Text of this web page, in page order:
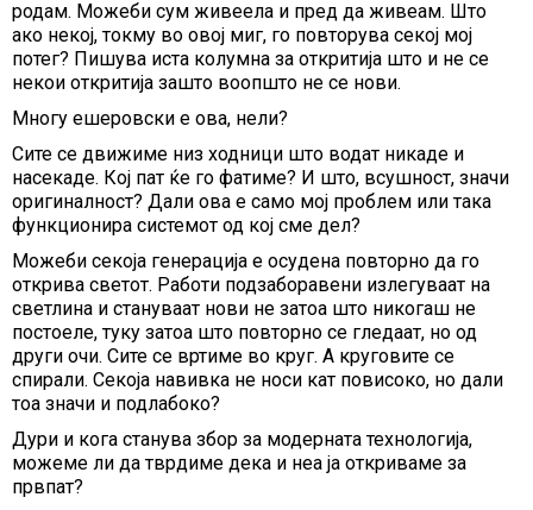
родам. Можеби сум живеела и пред да живеам. Што
ако некој, токму во овој миг, го повторува секој мој
потег? Пишува иста колумна за откритија што и не се
некои откритија зашто воопшто не се нови.
Многу ешеровски е ова, нели?
Сите се движиме низ ходници што водат никаде и
насекаде. Кој пат ќе го фатиме? И што, всушност, значи
оригиналност? Дали ова е само мој проблем или така
функционира системот од кој сме дел?
Можеби секоја генерација е осудена повторно да го
открива светот. Работи подзаборавени излегуваат на
светлина и стануваат нови не затоа што никогаш не
постоеле, туку затоа што повторно се гледаат, но од
други очи. Сите се вртиме во круг. А круговите се
спирали. Секоја навивка не носи кат повисоко, но дали
тоа значи и подлабоко?
Дури и кога станува збор за модерната технологија,
можеме ли да тврдиме дека и неа ја откриваме за
првпат?